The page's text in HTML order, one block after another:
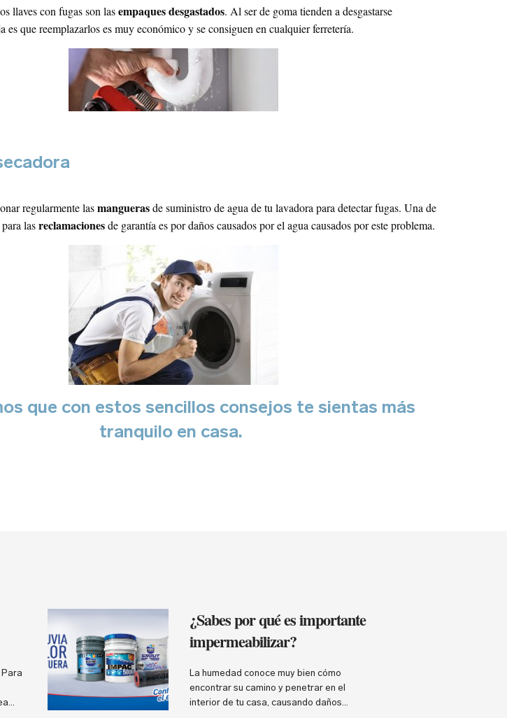
llaves con fugas son lasempaques desgastados. Al ser de goma tienden a desgastarse
es que reemplazarlos es muy económico y se consiguen en cualquier ferretería.
regularmente lasmanguerasde suministro de agua de tu lavadora para detectar fugas. Una de
lasreclamacionesde garantía es por daños causados ​​por el agua causados ​​por este problema.
que con estos sencillos consejos te sientas más
tranquilo en casa.
Para
¿Sabes por qué es importante
impermeabilizar?
La humedad conoce muy bien cómo
encontrar su camino y penetrar en el
interior de tu casa, causando daños